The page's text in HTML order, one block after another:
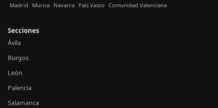
Madrid Murcia Navarra País Vasco Comunidad Valenciana
Secciones
Ávila
Burgos
León
Palencia
Salamanca